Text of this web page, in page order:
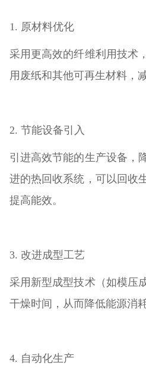
1. 原材料优化
采用更高效的纤维利用技术
用废纸和其他可再生材料，
2. 节能设备引入
引进高效节能的生产设备，
进的热回收系统，可以回收
提高能效。
3. 改进成型工艺
采用新型成型技术（如模压
干燥时间，从而降低能源消
4. 自动化生产